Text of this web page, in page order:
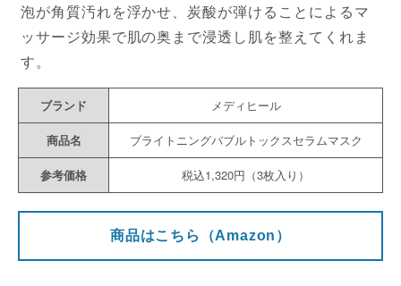
泡が角質汚れを浮かせ、炭酸が弾けることによるマ
ッサージ効果で肌の奥まで浸透し肌を整えてくれま
す。
ブランド メディヒール
商品名 ブライトニングバブルトックスセラムマスク
参考価格 税込1,320円（3枚入り）
商品はこちら（Amazon）